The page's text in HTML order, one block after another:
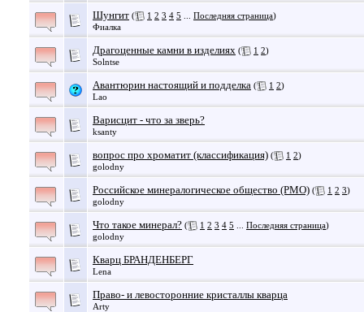
Шунгит ( 1 2 3 4 5 Последняя страница)
Фиалка
Драгоценные камни в изделиях ( 1 2)
Solntse
Авантюрин настоящий и подделка ( 1 2)
Lao
Варисцит - что за зверь?
ksanty
вопрос про хроматит (классификация) ( 1 2)
golodny
Российское минералогическое общество (РМО) ( 1 2 3)
golodny
Что такое минерал? ( 1 2 3 4 5 Последняя страница)
golodny
Кварц БРАНДЕНБЕРГ
Lena
Право- и левосторонние кристаллы кварца
Arty